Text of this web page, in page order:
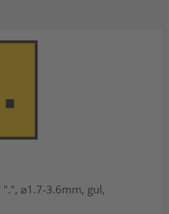
".", ⌀1.7-3.6mm, gul,